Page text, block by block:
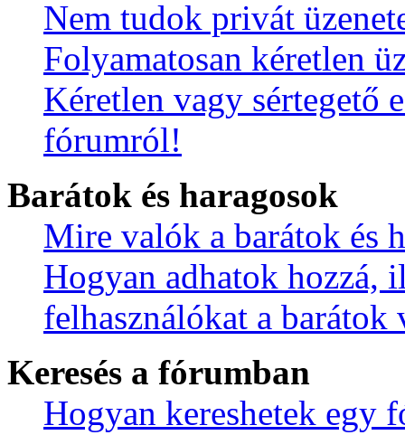
Nem tudok privát
Folyamatosan kéretlen
Kéretlen vagy sértegető
fórumról!
Barátok és haragosok
Mire valók a barátok és
Hogyan adhatok hozzá,
felhasználókat a
Keresés a fórumban
Hogyan kereshetek egy